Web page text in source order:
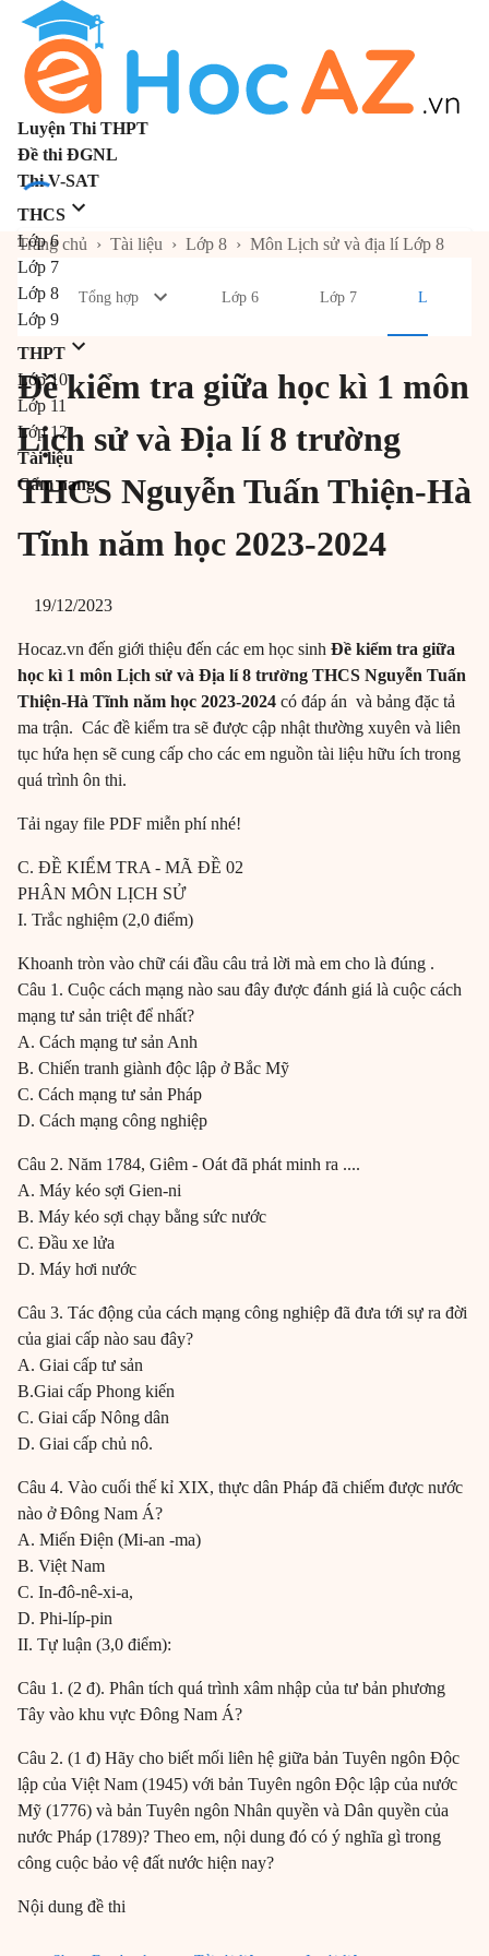
Luyện Thi THPT
Đề thi ĐGNL
Thi V-SAT
THCS
Lớp 6
Lớp 7
Lớp 8
Lớp 9
THPT
Lớp 10
Lớp 11
Lớp 12
Tài liệu
Cẩm nang
Trang chủ › Tài liệu › Lớp 8 › Môn Lịch sử và địa lí Lớp 8
Tổng hợp Lớp 6 Lớp 7 Lớp 8
Đề kiểm tra giữa học kì 1 môn
Lịch sử và Địa lí 8 trường
THCS Nguyễn Tuấn Thiện-Hà
Tĩnh năm học 2023-2024
19/12/2023
Hocaz.vn đến giới thiệu đến các em học sinh Đề kiểm tra giữa
học kì 1 môn Lịch sử và Địa lí 8 trường THCS Nguyễn Tuấn
Thiện-Hà Tĩnh năm học 2023-2024 có đáp án và bảng đặc tả
ma trận. Các đề kiểm tra sẽ được cập nhật thường xuyên và liên
tục hứa hẹn sẽ cung cấp cho các em nguồn tài liệu hữu ích trong
quá trình ôn thi.
Tải ngay file PDF miễn phí nhé!
C. ĐỀ KIỂM TRA - MÃ ĐỀ 02
PHÂN MÔN LỊCH SỬ
I. Trắc nghiệm (2,0 điểm)
Khoanh tròn vào chữ cái đầu câu trả lời mà em cho là đúng .
Câu 1. Cuộc cách mạng nào sau đây được đánh giá là cuộc cách
mạng tư sản triệt để nhất?
A. Cách mạng tư sản Anh
B. Chiến tranh giành độc lập ở Bắc Mỹ
C. Cách mạng tư sản Pháp
D. Cách mạng công nghiệp
Câu 2. Năm 1784, Giêm - Oát đã phát minh ra ....
A. Máy kéo sợi Gien-ni
B. Máy kéo sợi chạy bằng sức nước
C. Đầu xe lửa
D. Máy hơi nước
Câu 3. Tác động của cách mạng công nghiệp đã đưa tới sự ra đời
của giai cấp nào sau đây?
A. Giai cấp tư sản
B.Giai cấp Phong kiến
C. Giai cấp Nông dân
D. Giai cấp chủ nô.
Câu 4. Vào cuối thế kỉ XIX, thực dân Pháp đã chiếm được nước
nào ở Đông Nam Á?
A. Miến Điện (Mi-an -ma)
B. Việt Nam
C. In-đô-nê-xi-a,
D. Phi-líp-pin
II. Tự luận (3,0 điểm):
Câu 1. (2 đ). Phân tích quá trình xâm nhập của tư bản phương
Tây vào khu vực Đông Nam Á?
Câu 2. (1 đ) Hãy cho biết mối liên hệ giữa bản Tuyên ngôn Độc
lập của Việt Nam (1945) với bản Tuyên ngôn Độc lập của nước
Mỹ (1776) và bản Tuyên ngôn Nhân quyền và Dân quyền của
nước Pháp (1789)? Theo em, nội dung đó có ý nghĩa gì trong
công cuộc bảo vệ đất nước hiện nay?
Nội dung đề thi